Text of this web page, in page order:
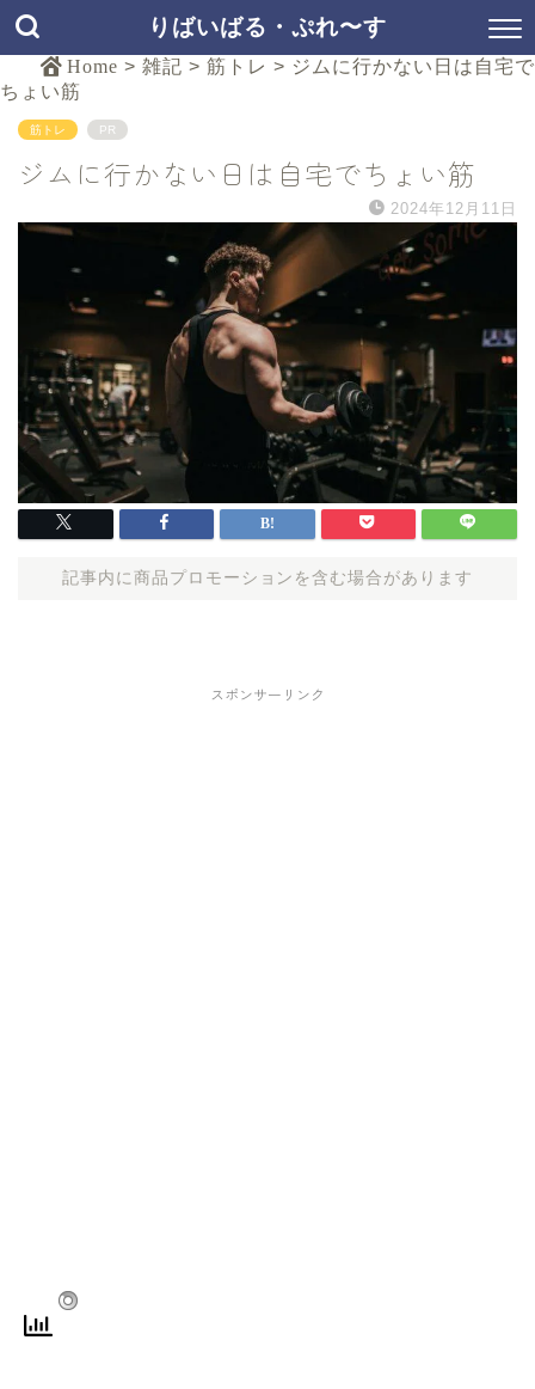
りばいばる・ぷれ〜す
Home > 雑記 > 筋トレ > ジムに行かない日は自宅で
ちょい筋
筋トレ PR
ジムに行かない日は自宅でちょい筋
2024年12月11日
記事内に商品プロモーションを含む場合があります
スポンサーリンク